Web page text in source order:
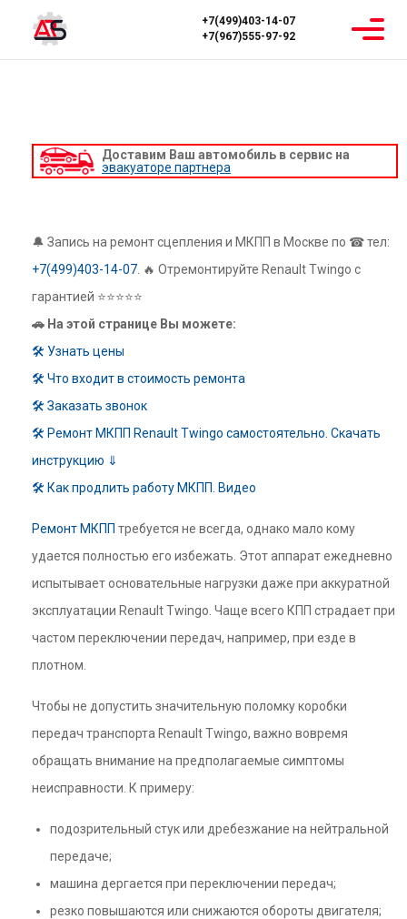
+7(499)403-14-07
+7(967)555-97-92
Доставим Ваш автомобиль в сервис на
эвакуаторе партнера
🔔 Запись на ремонт сцепления и МКПП в Москве по ☎ тел:
+7(499)403-14-07 . 🔥 Отремонтируйте Renault Twingo с
гарантией ⭐⭐⭐⭐⭐
🚗 На этой странице Вы можете:
🛠 Узнать цены
🛠 Что входит в стоимость ремонта
🛠 Заказать звонок
🛠 Ремонт МКПП Renault Twingo самостоятельно. Скачать
инструкцию ⇓
🛠 Как продлить работу МКПП. Видео
Ремонт МКПП требуется не всегда, однако мало кому
удается полностью его избежать. Этот аппарат ежедневно
испытывает основательные нагрузки даже при аккуратной
эксплуатации Renault Twingo. Чаще всего КПП страдает при
частом переключении передач, например, при езде в
плотном.
Чтобы не допустить значительную поломку коробки
передач транспорта Renault Twingo, важно вовремя
обращать внимание на предполагаемые симптомы
неисправности. К примеру:
подозрительный стук или дребезжание на нейтральной
передаче;
машина дергается при переключении передач;
резко повышаются или снижаются обороты двигателя;